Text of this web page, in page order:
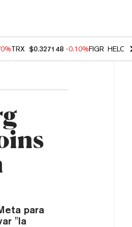
TRX $0.327148 -0.10%FIGR_HELOC
para
"la